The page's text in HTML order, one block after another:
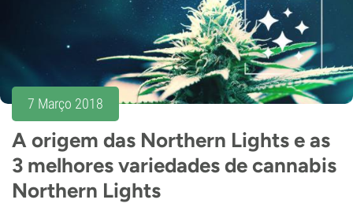
7 Março 2018
A origem das Northern Lights e as
3 melhores variedades de cannabis
Northern Lights